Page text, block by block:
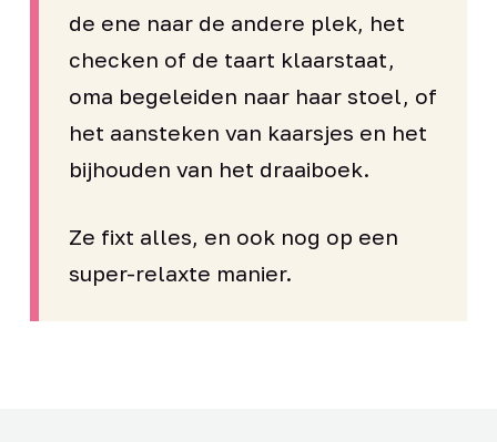
de ene naar de andere plek, het
checken of de taart klaarstaat,
oma begeleiden naar haar stoel, of
het aansteken van kaarsjes en het
bijhouden van het draaiboek.
Ze fixt alles, en ook nog op een
super-relaxte manier.